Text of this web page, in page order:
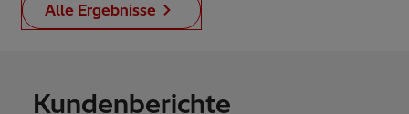
Alle Ergebnisse
Kundenberichte